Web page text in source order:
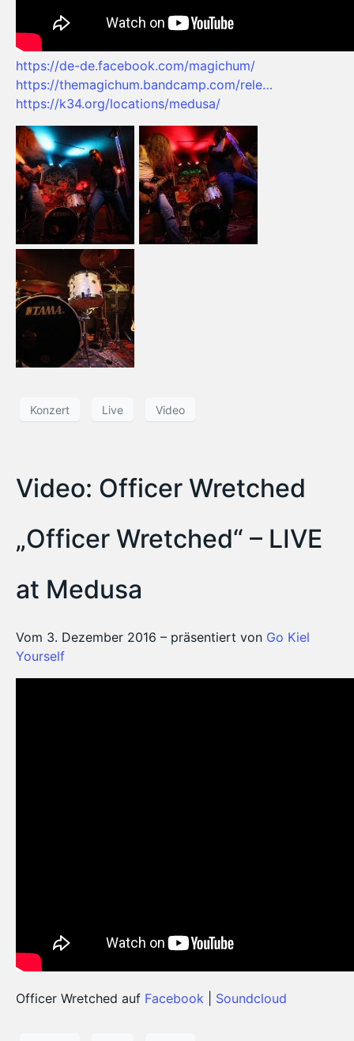
https://de-de.facebook.com/magichum/
https://themagichum.bandcamp.com/rele…
https://k34.org/locations/medusa/
Konzert Live Video
Video: Officer Wretched
„Officer Wretched“ – LIVE
at Medusa
Vom 3. Dezember 2016 – präsentiert von Go Kiel
Yourself
Officer Wretched auf Facebook Soundcloud